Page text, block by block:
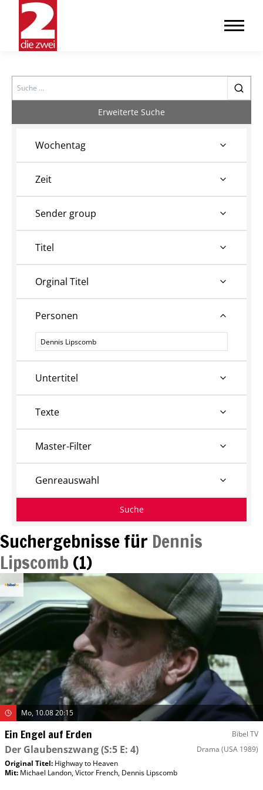
Search
Suchergebnisse für Dennis
Lipscomb (1)
Mo, 10.08 20:15
Ein Engel auf Erden Bibel TV
Der Glaubenszwang(S:5 E: 4) Drama (USA 1989)
Original Titel: Highway to Heaven
Mit: Michael Landon,Victor French, Dennis Lipscomb
Erweiterte Suche
Wochentag
Zeit
Sender group
Titel
Orginal Titel
Personen
Personen
Untertitel
Texte
Master-Filter
Genreauswahl
Suche